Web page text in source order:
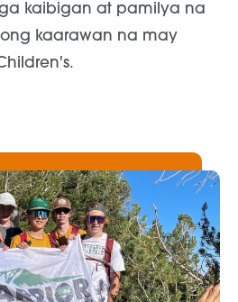
kaibigan at pamilya na
kaarawan na may